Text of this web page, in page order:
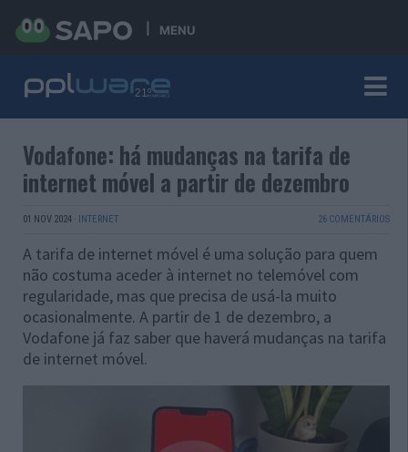
MENU
Vodafone: há mudanças na tarifa de
internet móvel a partir de dezembro
01 NOV 2024 · INTERNET 26 COMENTÁRIOS
A tarifa de internet móvel é uma solução para quem
não costuma aceder à internet no telemóvel com
regularidade, mas que precisa de usá-la muito
ocasionalmente. A partir de 1 de dezembro, a
Vodafone já faz saber que haverá mudanças na tarifa
de internet móvel.